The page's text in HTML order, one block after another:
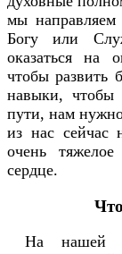
мы направляем
Богу или
оказаться на
чтобы развить
навыки, чтобы
пути, нам
из нас сейчас
очень
сердце.
На нашей